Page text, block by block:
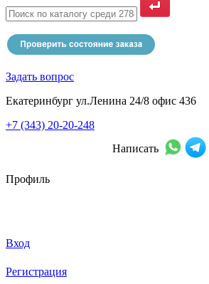
Задать вопрос
Екатеринбург ул.Ленина 24/8 офис 436
+7 (343) 20-20-248
Написать
Профиль
Вход
Регистрация